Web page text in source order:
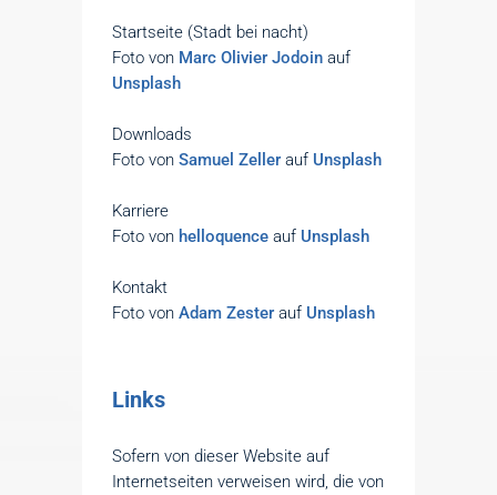
Startseite (Stadt bei nacht)
Foto von Marc Olivier Jodoin auf
Unsplash
Downloads
Foto von Samuel Zeller auf Unsplash
Karriere
Foto von helloquence auf Unsplash
Kontakt
Foto von Adam Zester auf Unsplash
Links
Sofern von dieser Website auf
Internetseiten verweisen wird, die von